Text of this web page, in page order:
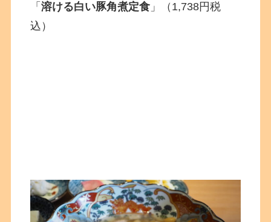
「溶ける白い豚角煮定食 」（1,738円税
込）